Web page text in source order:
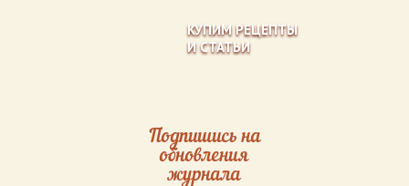
КУПИМ РЕЦЕПТЫ
И СТАТЬИ
Подпишись на
обновления
журнала